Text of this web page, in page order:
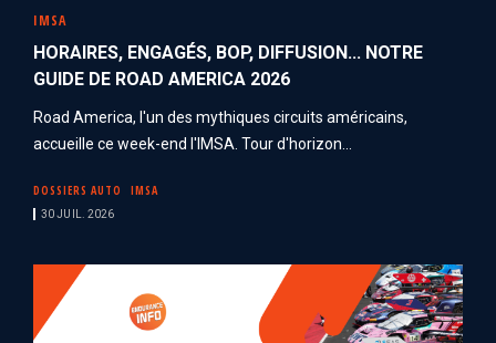
IMSA
HORAIRES, ENGAGÉS, BOP, DIFFUSION... NOTRE
GUIDE DE ROAD AMERICA 2026
Road America, l'un des mythiques circuits américains,
accueille ce week-end l'IMSA. Tour d'horizon...
DOSSIERS AUTO IMSA
30 JUIL. 2026